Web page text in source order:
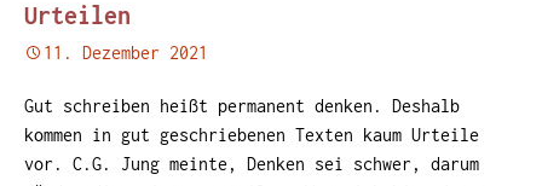
Urteilen
11. Dezember 2021
Gut schreiben heißt permanent denken. Deshalb
kommen in gut geschriebenen Texten kaum Urteile
vor. C.G. Jung meinte, Denken sei schwer, darum